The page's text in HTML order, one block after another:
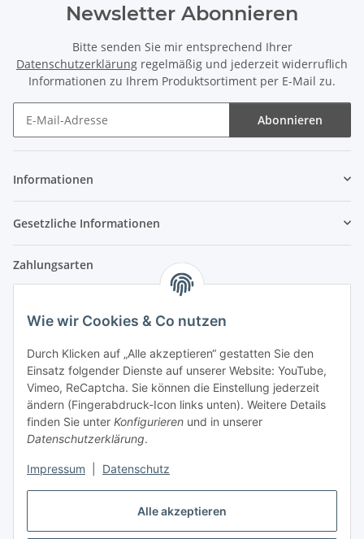
Alle akzeptieren
Wie wir Cookies & Co nutzen
Durch Klicken auf „Alle akzeptieren“ gestatten Sie den
Einsatz folgender Dienste auf unserer Website: YouTube,
Vimeo, ReCaptcha. Sie können die Einstellung jederzeit
ändern (Fingerabdruck-Icon links unten). Weitere Details
finden Sie unter Konfigurieren und in unserer
Datenschutzerklärung.
Impressum Datenschutz
Newsletter Abonnieren
Bitte senden Sie mir entsprechend Ihrer
Datenschutzerklärung regelmäßig und jederzeit widerruflich
Informationen zu Ihrem Produktsortiment per E-Mail zu.
Abonnieren
Informationen
Gesetzliche Informationen
Zahlungsarten
Versandpartner
Partner